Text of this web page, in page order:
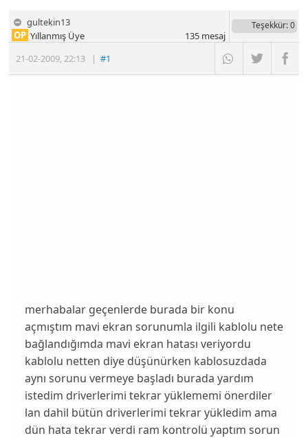
gultekin13
21-02-2009,22:13 |#1
OP Yıllanmış Üye
Teşekkür: 0
135mesaj
merhabalar geçenlerde burada bir konu
açmıştım mavi ekran sorunumla ilgili kablolu nete
bağlandığımda mavi ekran hatası veriyordu
kablolu netten diye düşünürken kablosuzdada
aynı sorunu vermeye başladı burada yardım
istedim driverlerimi tekrar yüklememi önerdiler
lan dahil bütün driverlerimi tekrar yükledim ama
dün hata tekrar verdi ram kontrolü yaptım sorun